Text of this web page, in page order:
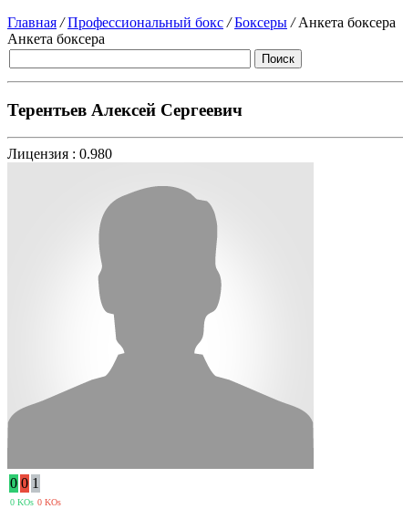
Главная / Профессиональный бокс / Боксеры /Анкета боксера
Анкета боксера
Терентьев Алексей Сергеевич
Лицензия : 0.980
0 0 1
0 KOs 0 KOs